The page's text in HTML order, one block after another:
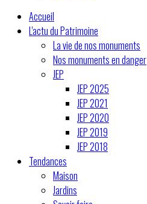
Accueil
L'actu du Patrimoine
La vie de nos monuments
Nos monuments en danger
JEP
JEP 2025
JEP 2021
JEP 2020
JEP 2019
JEP 2018
Tendances
Maison
Jardins